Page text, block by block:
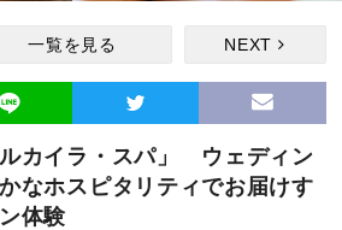
一覧を見る NEXT
カイラ・スパ」 ウェディン
なホスピタリティでお届けす
ン体験